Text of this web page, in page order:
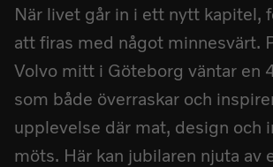
När livet går in i ett nytt kapitel,
att firas med något minnesvärt.
Volvo mitt i Göteborg väntar en
som både överraskar och
upplevelse där mat, design och
möts. Här kan jubilaren njuta av